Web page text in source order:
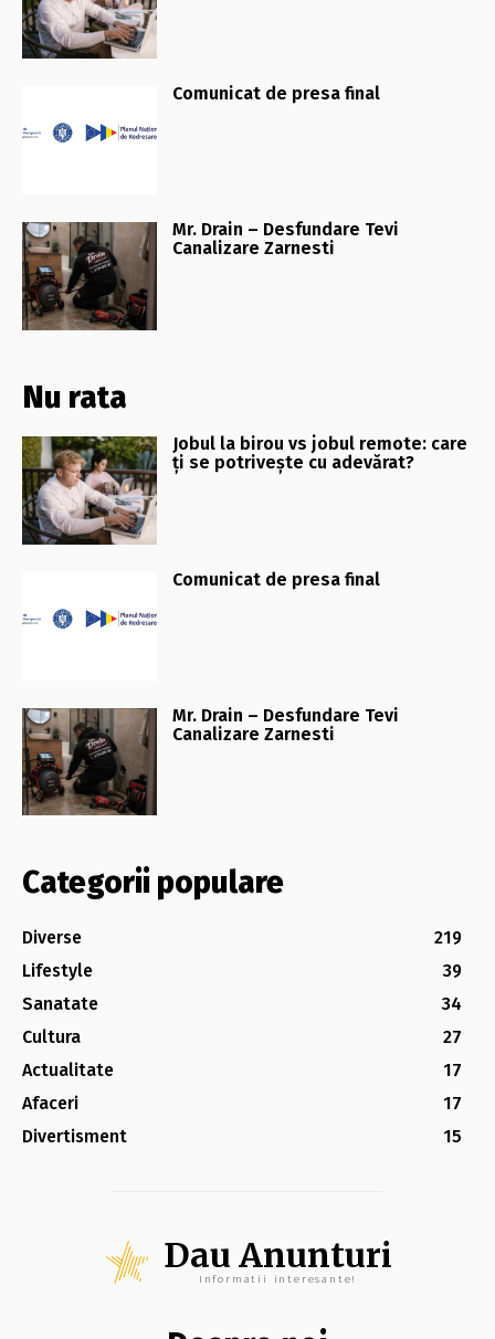
Comunicat de presa final
Mr. Drain – Desfundare Tevi
Canalizare Zarnesti
Nu rata
Jobul la birou vs jobul remote: care
ți se potrivește cu adevărat?
Comunicat de presa final
Mr. Drain – Desfundare Tevi
Canalizare Zarnesti
Categorii populare
Diverse
219
Lifestyle
39
Sanatate
34
Cultura
27
Actualitate
17
Afaceri
17
Divertisment
15
Dau Anunturi
Informatii interesante!